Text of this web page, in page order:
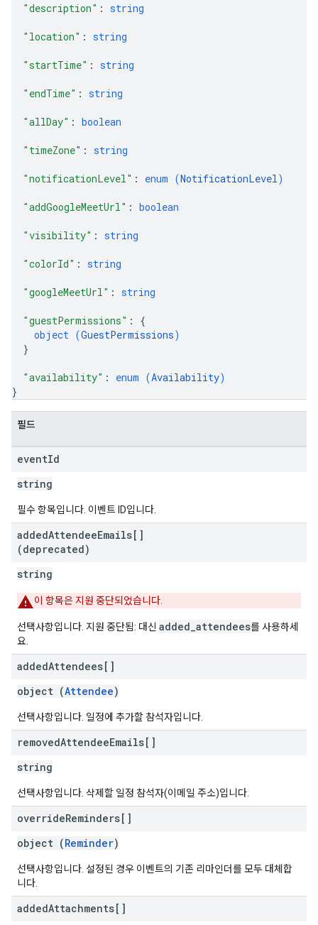
"description" : string
"location" : string
"startTime" : string
"endTime" : string
"allDay" : boolean
"timeZone" : string
"notificationLevel" : enum (NotificationLevel)
"addGoogleMeetUrl" : boolean
"visibility" : string
"colorId" : string
"googleMeetUrl" : string
"guestPermissions" : {
object (GuestPermissions)
}
"availability" : enum (Availability)
}
필드
eventId
string
필수 항목입니다. 이벤트 ID입니다.
addedAttendeeEmails[]
(deprecated)
string
이 항목은 지원 중단되었습니다.
선택사항입니다. 지원 중단됨: 대신 added_attendees를 사용하세
요.
addedAttendees[]
object (Attendee)
선택사항입니다. 일정에 추가할 참석자입니다.
removedAttendeeEmails[]
string
선택사항입니다. 삭제할 일정 참석자(이메일 주소)입니다.
overrideReminders[]
object (Reminder)
선택사항입니다. 설정된 경우 이벤트의 기존 리마인더를 모두 대체합
니다.
addedAttachments[]